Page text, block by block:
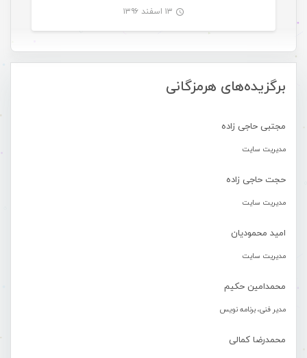
برگزیده‌های هرمزگانی
مجتبی حاجی زاده
مدیریت سایت
حجت حاجی زاده
مدیریت سایت
امید محمودیان
مدیریت سایت
محمدامین حکیم
مدیر فنی، برنامه نویس
محمدرضا کمالی
۱۳ اسفند ۱۳۹۶